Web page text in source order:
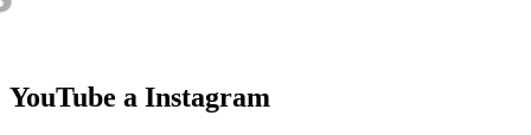
YouTube a Instagram